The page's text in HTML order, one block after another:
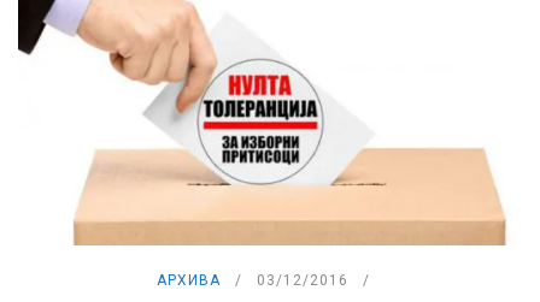
АРХИВА 03/12/2016